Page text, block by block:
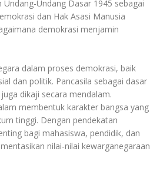
Undang Dasar 1945 sebagai
dan Hak Asasi Manusia
demokrasi menjamin
dalam proses demokrasi, baik
dan politik. Pancasila sebagai dasar
dikaji secara mendalam.
membentuk karakter bangsa yang
tinggi. Dengan pendekatan
bagi mahasiswa, pendidik, dan
nilai-nilai kewarganegaraan